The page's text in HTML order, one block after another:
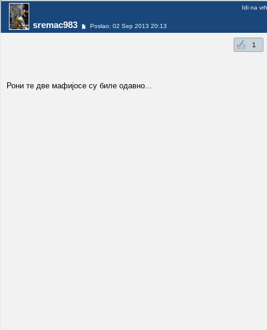
sremac983 Poslao: 02 Sep 2013 20:13
Idi na vrh
1
Рони те две мафијосе су биле одавно...